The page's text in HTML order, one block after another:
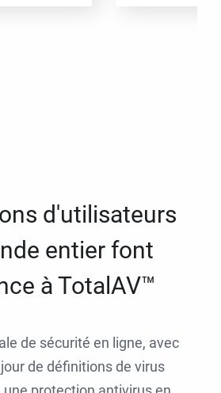
d'utilisateurs
entier font
à TotalAV™
de sécurité en ligne, avec
de définitions de virus